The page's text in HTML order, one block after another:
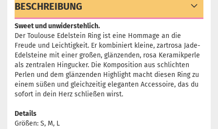
BESCHREIBUNG
Sweet und unwiderstehlich.
Der Toulouse Edelstein Ring ist eine Hommage an die
Freude und Leichtigkeit. Er kombiniert kleine, zartrosa Jade-
Edelsteine mit einer großen, glänzenden, rosa Keramikperle
als zentralen Hingucker. Die Komposition aus schlichten
Perlen und dem glänzenden Highlight macht diesen Ring zu
einem süßen und gleichzeitig eleganten Accessoire, das du
sofort in dein Herz schließen wirst.
Details
Größen: S, M, L